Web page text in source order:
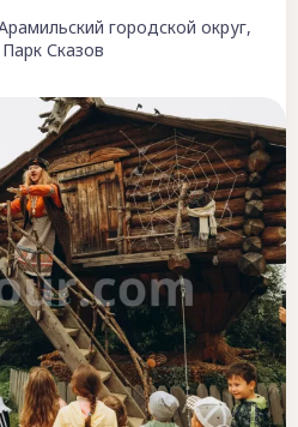
городской округ,
Сказов